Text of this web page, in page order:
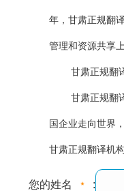
年，甘肃正规翻
管理和资源共享
甘肃正规翻译
甘肃正规翻译
国企业走向世界
甘肃正规翻译机
您的姓名 :